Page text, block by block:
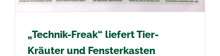
„Technik-Freak“ liefert Tier-
Kräuter und Fensterkasten